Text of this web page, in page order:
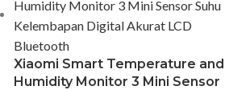
Xiaomi Smart Temperature and
Humidity Monitor 3 Mini Sensor